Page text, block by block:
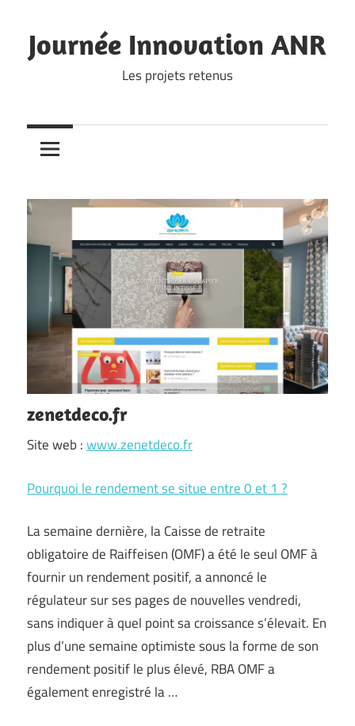
to
content
Journée Innovation ANR
Les projets retenus
zenetdeco.fr
Site web :www.zenetdeco.fr
Pourquoi le rendement se situe entre 0 et 1 ?
La semaine dernière, la Caisse de retraite
obligatoire de Raiffeisen (OMF) a été le seul OMF à
fournir un rendement positif, a annoncé le
régulateur sur ses pages de nouvelles vendredi,
sans indiquer à quel point sa croissance s’élevait. En
plus d’une semaine optimiste sous la forme de son
rendement positif le plus élevé, RBA OMF a
également enregistré la …